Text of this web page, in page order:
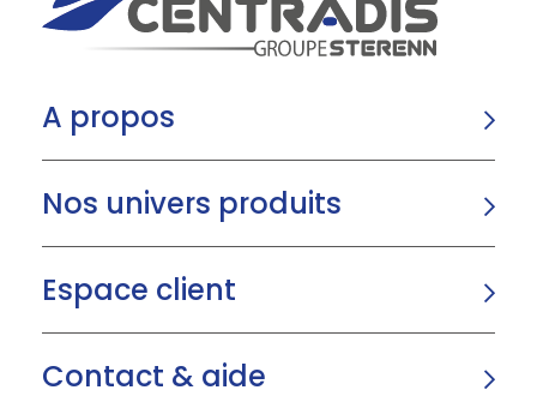
A propos
Nos univers produits
Espace client
Contact & aide